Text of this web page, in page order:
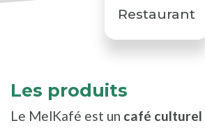
Restaurant
Les produits
Le MelKafé est un café culturel